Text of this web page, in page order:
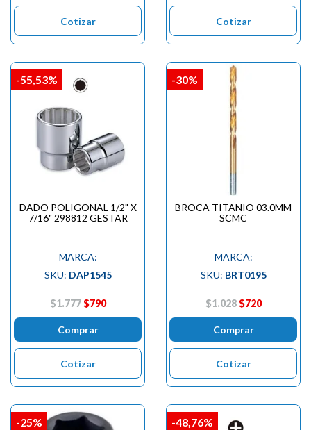
Cotizar Cotizar
DADO POLIGONAL 1/2" X
7/16" 298812 GESTAR
MARCA:
SKU: DAP1545
$1.777 $790
Comprar
Cotizar
-55,53%
BROCA TITANIO 03.0MM
SCMC
MARCA:
SKU: BRT0195
$1.028 $720
Comprar
Cotizar
-30%
-25% -48,76%